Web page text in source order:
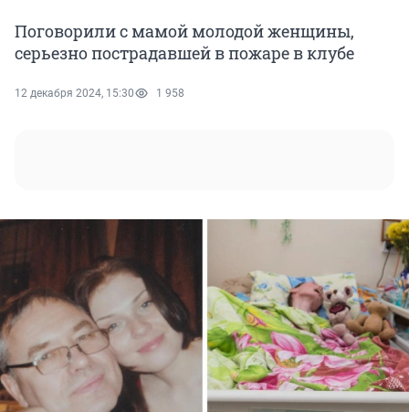
Поговорили с мамой молодой женщины,
серьезно пострадавшей в пожаре в клубе
12 декабря 2024, 15:30 1 958